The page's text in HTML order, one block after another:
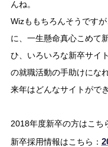
んね。
Wizももちろんそうです
に、一生懸命真心こめて
ひ、いろいろな新卒サイ
の就職活動の手助けにな
来年はどんなサイトがで
2018年度新卒の方はこち
新卒採用情報はこちら：